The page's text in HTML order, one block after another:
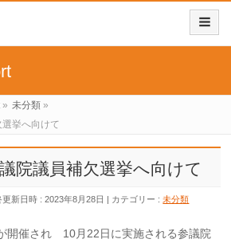
» 未分類 »
挙へ向けて
院議員補欠選挙へ向けて
更新日時 : 2023年8月28日 カテゴリー :未分類
開催され 10月22日に実施される参議院